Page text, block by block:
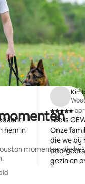
momenten die het
hem in
,
·
Lee is
Onze
die we bij
gezin en